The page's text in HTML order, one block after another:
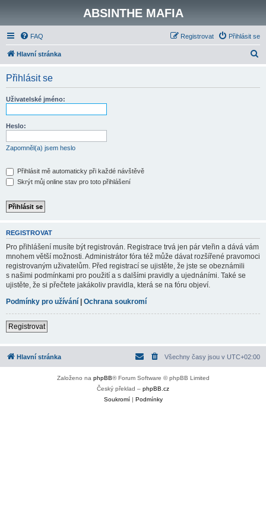
ABSINTHE MAFIA
FAQ Přihlásit se
Registrovat
Hlavní stránka
Přihlásit se
Uživatelské jméno:
Heslo:
Zapomněl(a) jsem heslo
Přihlásit mě automaticky při každé návštěvě
Skrýt můj online stav pro toto přihlášení
REGISTROVAT
Pro přihlášení musíte být registrován. Registrace trvá jen pár vteřin a dává vám
mnohem větší možnosti. Administrátor fóra též může dávat rozšířené pravomoci
registrovaným uživatelům. Před registrací se ujistěte, že jste se obeznámili
s našimi podmínkami pro použití a s dalšími pravidly a ujednáními. Také se
ujistěte, že si přečtete jakákoliv pravidla, která se na fóru objeví.
Podmínky pro užívání | Ochrana soukromí
Registrovat
Hlavní stránka Všechny časy jsou v UTC+02:00
Založeno na phpBB® Forum Software © phpBB Limited
Český překlad – phpBB.cz
Soukromí| Podmínky